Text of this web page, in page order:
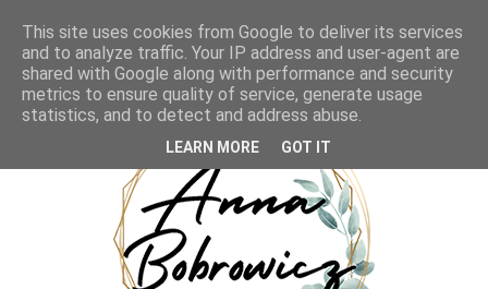
This site uses cookies from Google to deliver its services
and to analyze traffic. Your IP address and user-agent are
shared with Google along with performance and security
metrics to ensure quality of service, generate usage
statistics, and to detect and address abuse.
LEARN MORE GOT IT